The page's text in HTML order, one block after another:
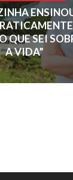
QUE SEI
A VIDA”